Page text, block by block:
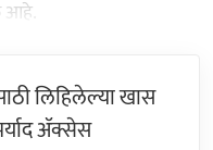
आहे.
लिहिलेल्या खास
ॲक्सेस